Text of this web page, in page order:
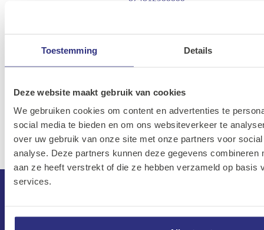
Toestemming Details
Deze website maakt gebruik van cookies
We gebruiken cookies om content en advertenties te
social media te bieden en om ons websiteverkeer te
over uw gebruik van onze site met onze partners voor
analyse. Deze partners kunnen deze gegevens combineren
aan ze heeft verstrekt of die ze hebben verzameld op basis
services.
elek.z.snijtang
130mm 77
770213000000
4003773039341
Knipex 77 11 115
elek.z.snijtang
115mm 77
771111500000
4003773018629